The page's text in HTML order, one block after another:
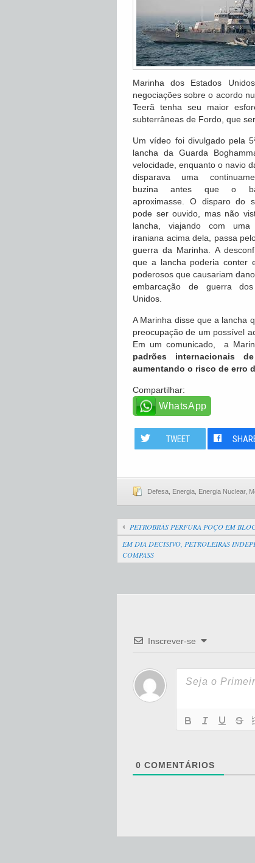
Marinha dos Estados
negociações sobre o acordo
Teerã tenha seu maior
subterrâneas de Fordo, que
Um vídeo foi divulgado pela
lancha da Guarda
velocidade, enquanto o navio
disparava uma
buzina antes que o
aproximasse. O disparo do
pode ser ouvido, mas não
lancha, viajando com uma
iraniana acima dela, passa
guerra da Marinha. A
que a lancha poderia conter
poderosos que causariam
embarcação de guerra
Unidos.
A Marinha disse que a lancha
preocupação de um possível
Em um comunicado, a
padrões internacionais
aumentando o risco de erro
Compartilhar:
WhatsApp
TWEET
Defesa Energia Energia Nuclear,
PETROBRÁS PERFURA POÇO EM
EM DIA DECISIVO, PETROLEIRAS
COMPASS
Inscrever-se
0 COMENTÁRIOS